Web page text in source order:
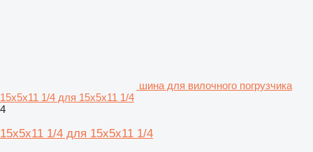
шина для вилочного погрузчика
15x5x11 1/4 для 15x5x11 1/4
4
15x5x11 1/4 для 15x5x11 1/4